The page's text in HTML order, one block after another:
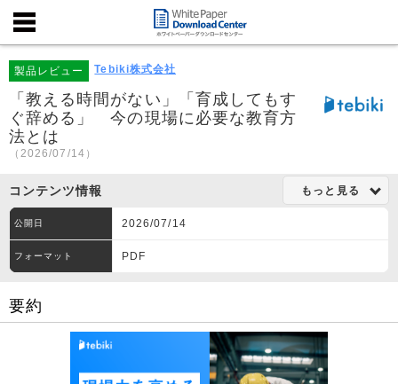
製品レビュー Tebiki株式会社
「教える時間がない」「育成してもす
ぐ辞める」 今の現場に必要な教育方
法とは
（2026/07/14）
コンテンツ情報 もっと見る
公開日 2026/07/14
フォーマット PDF
要約